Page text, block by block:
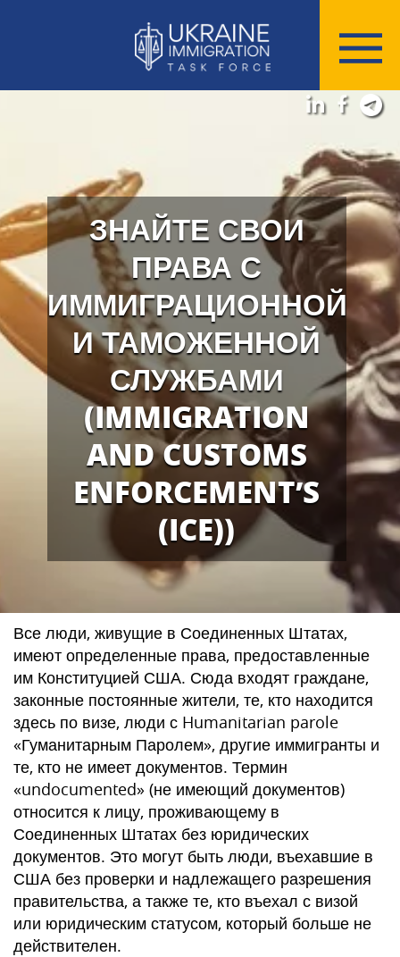
ЗНАЙТЕ СВОИ
ПРАВА С
ИММИГРАЦИОННОЙ
И ТАМОЖЕННОЙ
СЛУЖБАМИ
(IMMIGRATION
AND CUSTOMS
ENFORCEMENT’S
(ICE))
Все люди, живущие в Соединенных Штатах,
имеют определенные права, предоставленные
им Конституцией США. Сюда входят граждане,
законные постоянные жители, те, кто находится
здесь по визе, люди с Humanitarian parole
«Гуманитарным Паролем», другие иммигранты и
те, кто не имеет документов. Термин
«undocumented» (не имеющий документов)
относится к лицу, проживающему в
Соединенных Штатах без юридических
документов. Это могут быть люди, въехавшие в
США без проверки и надлежащего разрешения
правительства, а также те, кто въехал с визой
или юридическим статусом, который больше не
действителен.